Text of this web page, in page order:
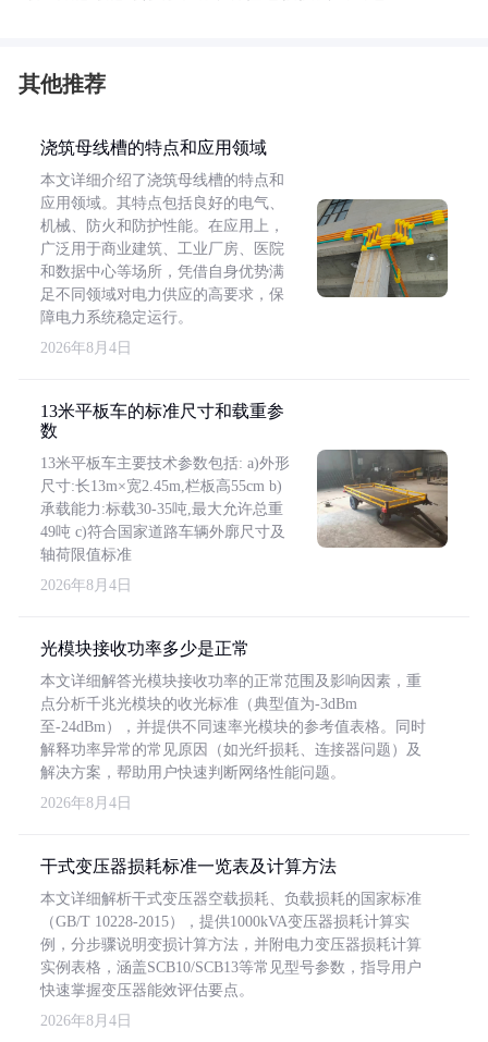
其他推荐
浇筑母线槽的特点和应用领域
本文详细介绍了浇筑母线槽的特点和
应用领域。其特点包括良好的电气、
机械、防火和防护性能。在应用上，
广泛用于商业建筑、工业厂房、医院
和数据中心等场所，凭借自身优势满
足不同领域对电力供应的高要求，保
障电力系统稳定运行。
2026年8月4日
13米平板车的标准尺寸和载重参
数
13米平板车主要技术参数包括: a)外形
尺寸:长13m×宽2.45m,栏板高55cm b)
承载能力:标载30-35吨,最大允许总重
49吨 c)符合国家道路车辆外廓尺寸及
轴荷限值标准
2026年8月4日
光模块接收功率多少是正常
本文详细解答光模块接收功率的正常范围及影响因素，重
点分析千兆光模块的收光标准（典型值为-3dBm
至-24dBm），并提供不同速率光模块的参考值表格。同时
解释功率异常的常见原因（如光纤损耗、连接器问题）及
解决方案，帮助用户快速判断网络性能问题。
2026年8月4日
干式变压器损耗标准一览表及计算方法
本文详细解析干式变压器空载损耗、负载损耗的国家标准
（GB/T 10228-2015），提供1000kVA变压器损耗计算实
例，分步骤说明变损计算方法，并附电力变压器损耗计算
实例表格，涵盖SCB10/SCB13等常见型号参数，指导用户
快速掌握变压器能效评估要点。
2026年8月4日